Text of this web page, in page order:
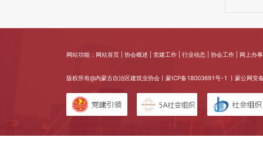
网站功能：网站首页 | 协会概述 | 党建工作 | 行业动态 | 协会工作 | 网上办
版权所有@内蒙古自治区建筑业协会丨蒙ICP备18003691号-1 丨蒙公网安